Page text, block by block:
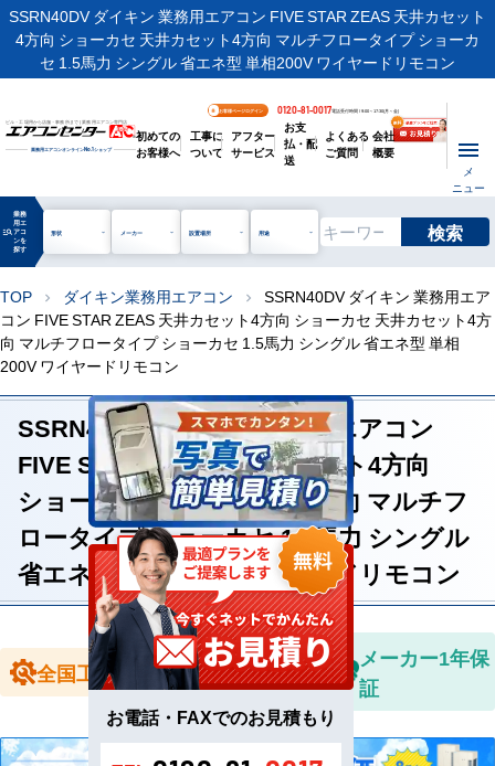
SSRN40DV ダイキン 業務用エアコン FIVE STAR ZEAS 天井カセット
4方向 ショーカセ 天井カセット4方向 マルチフロータイプ ショーカ
セ 1.5馬力 シングル 省エネ型 単相200V ワイヤードリモコン
ビル・工場用から店舗・事務所まで | 業務用エアコン専門店
業務用エアコンオンラインNo.1ショップ
お客様ページログイン 0120-81-0017電話受付時間 / 9:00～17:30(月～金)
初めての
お客様へ
工事に
ついて
アフター
サービス
お支
払・配
送
よくある
ご質問
会社
概要
メ
ニュー
manage_search
業務
用エ
アコ
ンを
探す
形状 メーカー 設置場所 用途 検索
TOP chevron_right ダイキン業務用エアコン chevron_right
SSRN40DV ダイキン 業務用エア
コン FIVE STAR ZEAS 天井カセット4方向 ショーカセ 天井カセット4方
向 マルチフロータイプ ショーカセ 1.5馬力 シングル 省エネ型 単相
200V ワイヤードリモコン
SSRN40DV ダイキン 業務用エアコン
FIVE STAR ZEAS 天井カセット4方向
ショーカセ 天井カセット4方向 マルチフ
ロータイプ ショーカセ 1.5馬力 シングル
省エネ型 単相200V ワイヤードリモコン
全国工事対応
全国送料無
料
メーカー1年保
証
お電話・FAXでのお見積もり